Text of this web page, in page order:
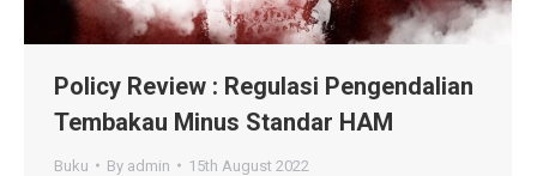
Policy Review : Regulasi Pengendalian
Tembakau Minus Standar HAM
Buku By admin 15th August 2022